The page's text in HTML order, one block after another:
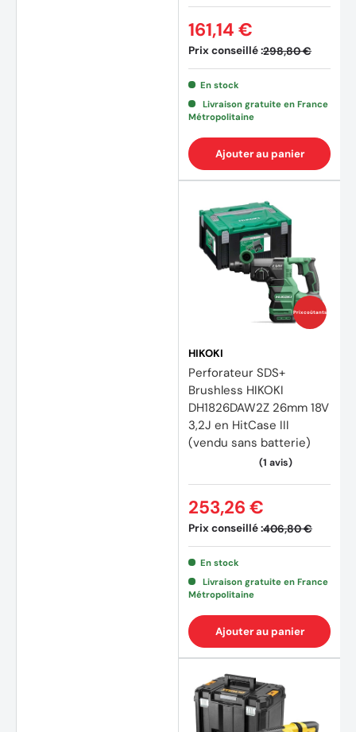
Prix conseillé :298,80 €
161,14 €
En stock
Livraison gratuite en France
Métropolitaine
Ajouter au panier
Prix coûtants
HIKOKI
Perforateur SDS+
Brushless HIKOKI
DH1826DAW2Z 26mm 18V
3,2J en HitCase III
(vendu sans batterie)
Prix conseillé :406,80 €
253,26 €
En stock
Livraison gratuite en France
Métropolitaine
Ajouter au panier